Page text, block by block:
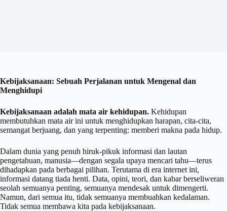
Kebijaksanaan: Sebuah Perjalanan untuk Mengenal dan
Menghidupi
Kebijaksanaan adalah mata air kehidupan. Kehidupan
membutuhkan mata air ini untuk menghidupkan harapan, cita-cita,
semangat berjuang, dan yang terpenting: memberi makna pada hidup.
Dalam dunia yang penuh hiruk-pikuk informasi dan lautan
pengetahuan, manusia—dengan segala upaya mencari tahu—terus
dihadapkan pada berbagai pilihan. Terutama di era internet ini,
informasi datang tiada henti. Data, opini, teori, dan kabar berseliweran
seolah semuanya penting, semuanya mendesak untuk dimengerti.
Namun, dari semua itu, tidak semuanya membuahkan kedalaman.
Tidak semua membawa kita pada kebijaksanaan.